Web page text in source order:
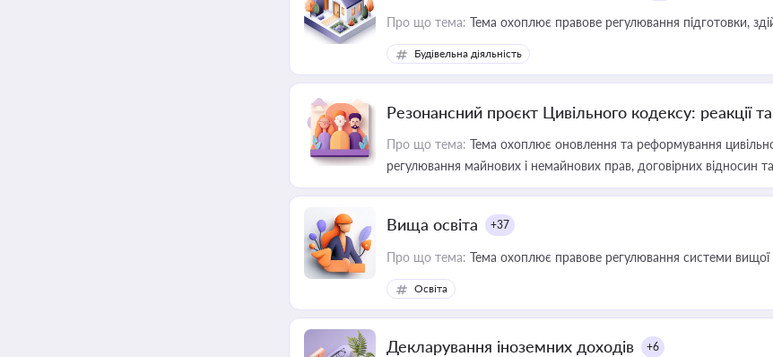
Про що тема: Тема охоплює правове регулювання підготовки,
Будівельна діяльність
Резонансний проєкт Цивільного кодексу: реакції
Про що тема: Тема охоплює оновлення та реформування
регулювання майнових і немайнових прав, договірних відносин
Вища освіта +37
Про що тема: Тема охоплює правове регулювання системи вищої
Освіта
Декларування іноземних доходів +6